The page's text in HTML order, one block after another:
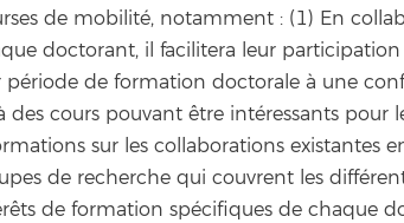
de mobilité, notamment : (1) En
doctorant, il facilitera leur
période de formation doctorale à une
des cours pouvant être intéressants pour
sur les collaborations existantes
de recherche qui couvrent les
de formation spécifiques de chaque